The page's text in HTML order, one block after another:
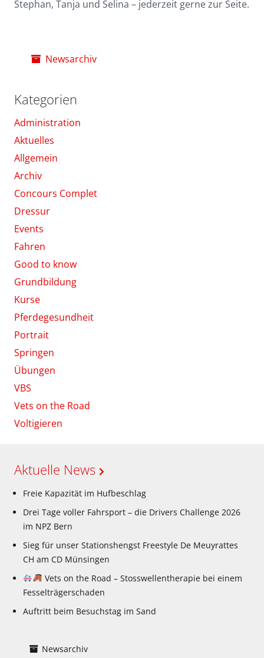
Stephan, Tanja und Selina – jederzeit gerne zur Seite.
Newsarchiv
Kategorien
Administration
Aktuelles
Allgemein
Archiv
Concours Complet
Dressur
Events
Fahren
Good to know
Grundbildung
Kurse
Pferdegesundheit
Portrait
Springen
Übungen
VBS
Vets on the Road
Voltigieren
Aktuelle News
Freie Kapazität im Hufbeschlag
Drei Tage voller Fahrsport – die Drivers Challenge 2026
im NPZ Bern
Sieg für unser Stationshengst Freestyle De Meuyrattes
CH am CD Münsingen
Vets on the Road – Stosswellentherapie bei einem
Fesselträgerschaden
Auftritt beim Besuchstag im Sand
Newsarchiv